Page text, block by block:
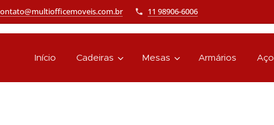
11 98906-6006
Início Cadeiras Mesas Armários Aço